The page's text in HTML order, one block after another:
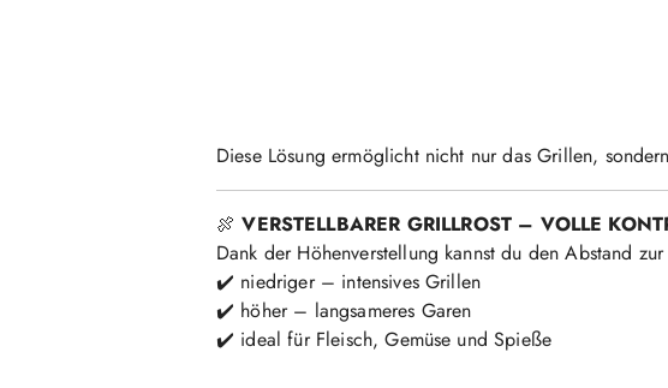
Diese Lösung ermöglicht nicht nur das Grillen,
🍖 VERSTELLBARER GRILLROST – VOLLE
Dank der Höhenverstellung kannst du den Abstand
✔️ niedriger – intensives Grillen
✔️ höher – langsameres Garen
✔️ ideal für Fleisch, Gemüse und Spieße